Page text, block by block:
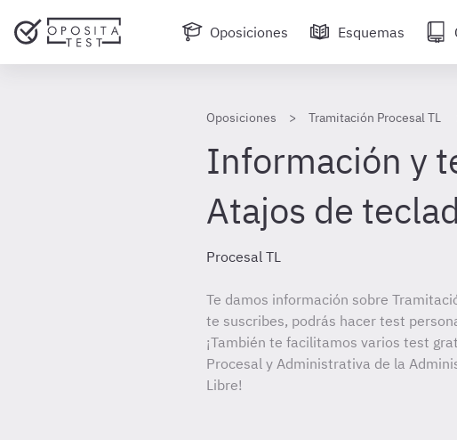
Oposiciones Esquemas
Oposiciones Tramitación Procesal TL
Información y
Atajos de
Procesal TL
Te damos información sobre
te suscribes, podrás hacer test
¡También te facilitamos varios test
Procesal y Administrativa de la
Libre!